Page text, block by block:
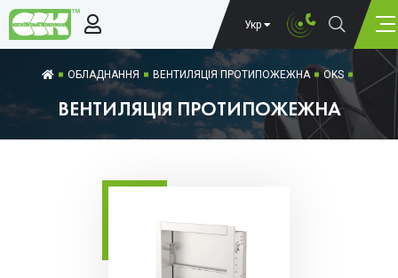
Укр
ОБЛАДНАННЯ ВЕНТИЛЯЦІЯ ПРОТИПОЖЕЖНА OKS
ВЕНТИЛЯЦІЯ ПРОТИПОЖЕЖНА